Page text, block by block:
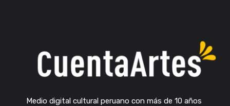
Medio digital cultural peruano con más de 10 años